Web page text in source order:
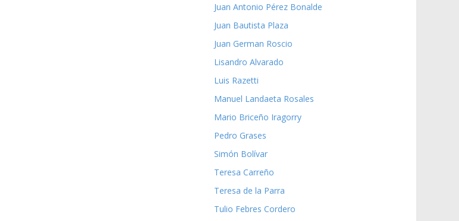
Juan Antonio Pérez Bonalde
Juan Bautista Plaza
Juan German Roscio
Lisandro Alvarado
Luis Razetti
Manuel Landaeta Rosales
Mario Briceño Iragorry
Pedro Grases
Simón Bolívar
Teresa Carreño
Teresa de la Parra
Tulio Febres Cordero